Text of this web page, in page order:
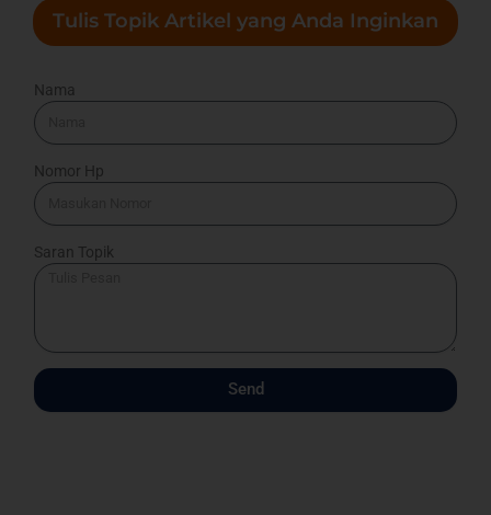
Tulis Topik Artikel yang Anda Inginkan
Nama
Nomor Hp
Saran Topik
Send